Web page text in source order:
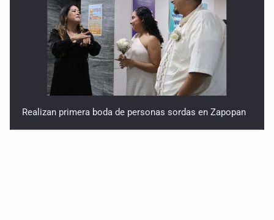
Realizan primera boda de personas sordas en Zapopan